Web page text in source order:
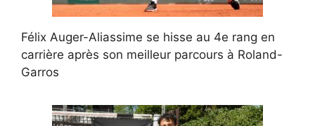
Félix Auger-Aliassime se hisse au 4e rang en
carrière après son meilleur parcours à Roland-
Garros